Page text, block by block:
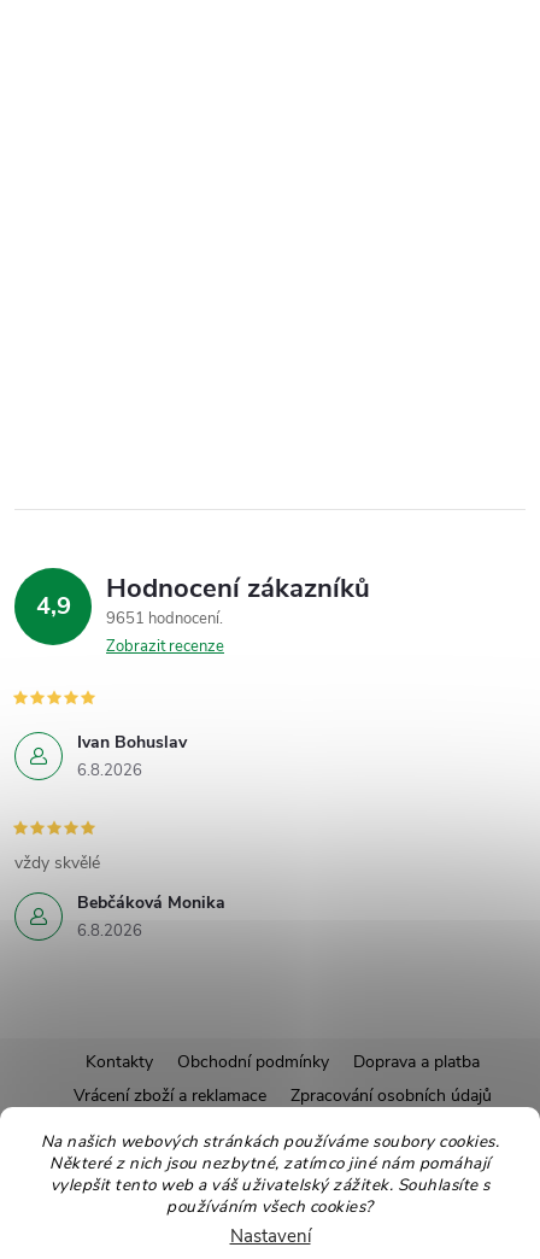
Na našich webových stránkách používáme soubory cookies.
Některé z nich jsou nezbytné, zatímco jiné nám pomáhají
vylepšit tento web a váš uživatelský zážitek. Souhlasíte s
používáním všech cookies?
Nastavení
4,9 Hodnocení zákazníků
9651 hodnocení
Zobrazit recenze
Ivan Bohuslav
6.8.2026
Bebčáková Monika
6.8.2026
vždy skvělé
á
Kontakty Obchodní podmínky
Doprava a platba
Vrácení zboží a reklamace
Zpracování osobních údajů
Pravidla soutěží
Affiliate program
Recepty
Pro nové dodavatele
Ekologické balení Moje objednávka